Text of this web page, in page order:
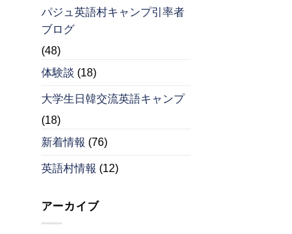
パジュ英語村キャンプ引率者
ブログ
(48)
体験談 (18)
大学生日韓交流英語キャンプ
(18)
新着情報 (76)
英語村情報 (12)
アーカイブ